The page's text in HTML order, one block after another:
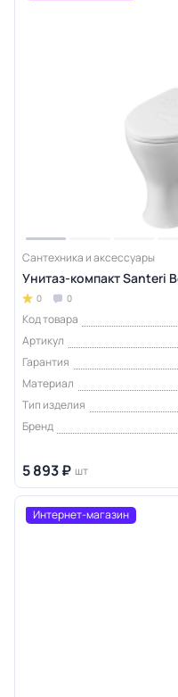
Сантехника и аксессуары
Унитаз-компакт Santeri
0 0
Код товара
Артикул
Гарантия
Материал
Тип изделия
Бренд
5 893 ₽ шт
Интернет-магазин